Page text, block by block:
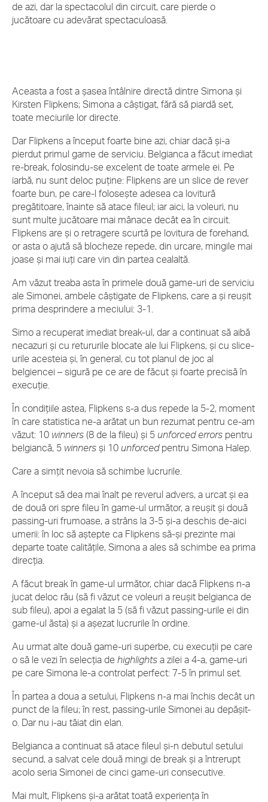
de azi, dar la spectacolul din circuit, care pierde o
jucătoare cu adevărat spectaculoasă.
Aceasta a fost a șasea întâlnire directă dintre Simona și
Kirsten Flipkens; Simona a câștigat, fără să piardă set,
toate meciurile lor directe.
Dar Flipkens a început foarte bine azi, chiar dacă și-a
pierdut primul game de serviciu. Belgianca a făcut imediat
re-break, folosindu-se excelent de toate armele ei. Pe
iarbă, nu sunt deloc puține: Flipkens are un slice de rever
foarte bun, pe care-l folosește adesea ca lovitură
pregătitoare, înainte să atace fileul; iar aici, la voleuri, nu
sunt multe jucătoare mai mânace decât ea în circuit.
Flipkens are și o retragere scurtă pe lovitura de forehand,
or asta o ajută să blocheze repede, din urcare, mingile mai
joase și mai iuți care vin din partea cealaltă.
Am văzut treaba asta în primele două game-uri de serviciu
ale Simonei, ambele câștigate de Flipkens, care a și reușit
prima desprindere a meciului: 3-1.
Simo a recuperat imediat break-ul, dar a continuat să aibă
necazuri și cu retururile blocate ale lui Flipkens, și cu slice-
urile acesteia și, în general, cu tot planul de joc al
belgiencei – sigură pe ce are de făcut și foarte precisă în
execuție.
În condițiile astea, Flipkens s-a dus repede la 5-2, moment
în care statistica ne-a arătat un bun rezumat pentru ce-am
văzut: 10 winners (8 de la fileu) și 5 unforced errors pentru
belgiancă, 5 winners și 10 unforcedpentru Simona Halep.
Care a simțit nevoia să schimbe lucrurile.
A început să dea mai înalt pe reverul advers, a urcat și ea
de două ori spre fileu în game-ul următor, a reușit și două
passing-uri frumoase, a strâns la 3-5 și-a deschis de-aici
umerii: în loc să aștepte ca Flipkens să-și prezinte mai
departe toate calitățile, Simona a ales să schimbe ea prima
direcția.
A făcut break în game-ul următor, chiar dacă Flipkens n-a
jucat deloc rău (să fi văzut ce voleuri a reușit belgianca de
sub fileu), apoi a egalat la 5 (să fi văzut passing-urile ei din
game-ul ăsta) și a așezat lucrurile în ordine.
Au urmat alte două game-uri superbe, cu execuții pe care
o să le vezi în selecția de highlights a zilei a 4-a, game-uri
pe care Simona le-a controlat perfect: 7-5 în primul set.
În partea a doua a setului, Flipkens n-a mai închis decât un
punct de la fileu; în rest, passing-urile Simonei au depășit-
o. Dar nu i-au tăiat din elan.
Belgianca a continuat să atace fileul și-n debutul setului
secund, a salvat cele două mingi de break și a întrerupt
acolo seria Simonei de cinci game-uri consecutive.
Mai mult, Flipkens și-a arătat toată experiența în